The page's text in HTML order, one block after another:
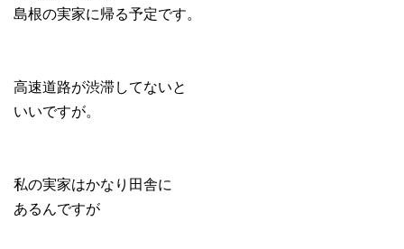
島根の実家に帰る予定です。
高速道路が渋滞してないと
いいですが。
私の実家はかなり田舎に
あるんですが